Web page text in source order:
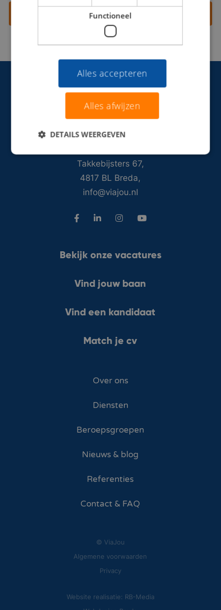
Contact opnemen
Takkebijsters 67,
4817 BL Breda,
info@viajou.nl
Bekijk onze vacatures
Vind jouw baan
Vind een kandidaat
Match je cv
Over ons
Diensten
Beroepsgroepen
Nieuws & blog
Referenties
Contact & FAQ
© ViaJou
Algemene voorwaarden
Privacy
Website realisatie: RB-Media
Functioneel
Alles accepteren
Alles afwijzen
DETAILS WEERGEVEN